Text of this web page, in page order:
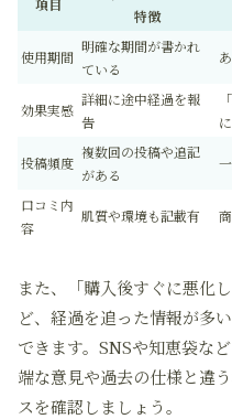
項目
特徴
使用期間
明確な期間が書かれ
ている
効果実感
詳細に途中経過を報
告
投稿頻度
複数回の投稿や追記
がある
口コミ内
容
肌質や環境も記載有
また、「購入後すぐに悪化
ど、経過を追った情報が多
できます。SNSや知恵袋な
端な意見や過去の仕様と違
スを確認しましょう。